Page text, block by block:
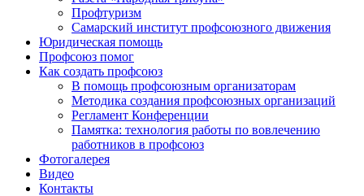
Профтуризм
Самарский институт профсоюзного движения
Юридическая помощь
Профсоюз помог
Как создать профсоюз
В помощь профсоюзным организаторам
Методика создания профсоюзных организаций
Регламент Конференции
Памятка: технология работы по вовлечению
работников в профсоюз
Фотогалерея
Видео
Контакты